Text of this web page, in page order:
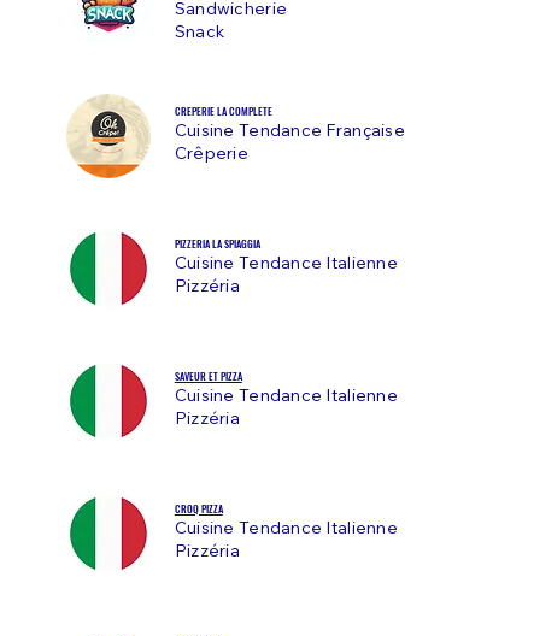
Sandwicherie
Snack
CREPERIE LA COMPLETE
Cuisine Tendance Française
Crêperie
PIZZERIA LA SPIAGGIA
Cuisine Tendance Italienne
Pizzéria
SAVEUR ET PIZZA
Cuisine Tendance Italienne
Pizzéria
CROQ PIZZA
Cuisine Tendance Italienne
Pizzéria